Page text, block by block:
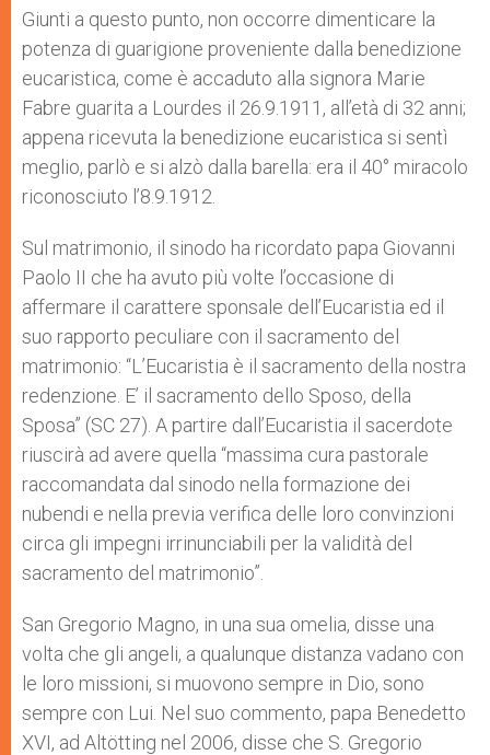
Giunti a questo punto, non occorre dimenticare la
potenza di guarigione proveniente dalla benedizione
eucaristica, come è accaduto alla signora Marie
Fabre guarita a Lourdes il 26.9.1911, all’età di 32 anni;
appena ricevuta la benedizione eucaristica si sentì
meglio, parlò e si alzò dalla barella: era il 40° miracolo
riconosciuto l’8.9.1912.
Sul matrimonio, il sinodo ha ricordato papa Giovanni
Paolo II che ha avuto più volte l’occasione di
affermare il carattere sponsale dell’Eucaristia ed il
suo rapporto peculiare con il sacramento del
matrimonio: “L’Eucaristia è il sacramento della nostra
redenzione. E’ il sacramento dello Sposo, della
Sposa” (SC 27). A partire dall’Eucaristia il sacerdote
riuscirà ad avere quella “massima cura pastorale
raccomandata dal sinodo nella formazione dei
nubendi e nella previa verifica delle loro convinzioni
circa gli impegni irrinunciabili per la validità del
sacramento del matrimonio”.
San Gregorio Magno, in una sua omelia, disse una
volta che gli angeli, a qualunque distanza vadano con
le loro missioni, si muovono sempre in Dio, sono
sempre con Lui. Nel suo commento, papa Benedetto
XVI, ad Altötting nel 2006, disse che S. Gregorio